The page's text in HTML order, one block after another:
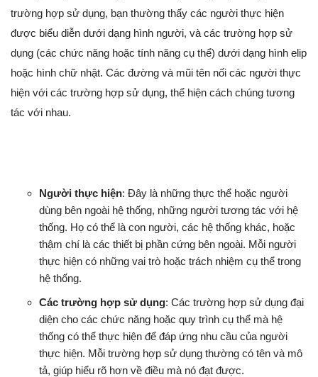
trường hợp sử dụng, bạn thường thấy các người thực hiện
được biểu diễn dưới dạng hình người, và các trường hợp sử
dụng (các chức năng hoặc tính năng cụ thể) dưới dạng hình elip
hoặc hình chữ nhật. Các đường và mũi tên nối các người thực
hiện với các trường hợp sử dụng, thể hiện cách chúng tương
tác với nhau.
Người thực hiện: Đây là những thực thể hoặc người
dùng bên ngoài hệ thống, những người tương tác với hệ
thống. Họ có thể là con người, các hệ thống khác, hoặc
thậm chí là các thiết bị phần cứng bên ngoài. Mỗi người
thực hiện có những vai trò hoặc trách nhiệm cụ thể trong
hệ thống.
Các trường hợp sử dụng: Các trường hợp sử dụng đại
diện cho các chức năng hoặc quy trình cụ thể mà hệ
thống có thể thực hiện để đáp ứng nhu cầu của người
thực hiện. Mỗi trường hợp sử dụng thường có tên và mô
tả, giúp hiểu rõ hơn về điều mà nó đạt được.